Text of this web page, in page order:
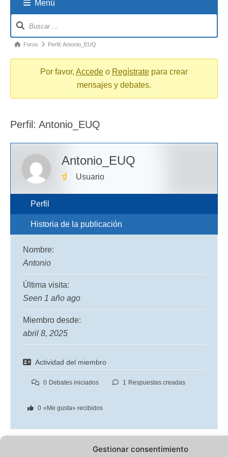
Gestionar consentimiento
Menú
You
Foros Perfil: Antonio_EUQ
Por favor, Accede o Regístrate para crear
mensajes y debates.
Perfil: Antonio_EUQ
Antonio_EUQ
Usuario
Perfil
Historia de la publicación
Nombre:
Antonio
Última visita:
Seen 1 año ago
Miembro desde:
abril 8, 2025
Actividad del miembro
0 Debates iniciados 1 Respuestas creadas
0 «Me gusta» recibidos